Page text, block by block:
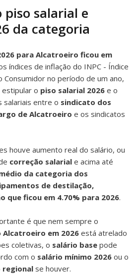
salarial e
da categoria
para Alcatroeiro ficou em
índices de inflação do INPC - Índice
Consumidor no período de um ano,
o piso salarial 2026 e o
salariais entre o sindicato dos
de Alcatroeiro e os sindicatos
houve aumento real do salário, ou
correção salarial e acima até
da categoria dos
de destilação,
que ficou em 4.70% para 2026.
é que nem sempre o
em 2026está atrelado
coletivas, o salário base pode
com o salário mínimo 2026 ou o
regional se houver.